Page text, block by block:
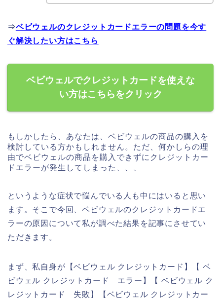
⇒ベビウェルのクレジットカードエラーの問題を今す
ぐ解決したい方はこちら
ベビウェルでクレジットカードを使えな
い方はこちらをクリック
もしかしたら、あなたは、ベビウェルの商品の購入を
検討している方かもしれません。ただ、何かしらの理
由でベビウェルの商品を購入できずにクレジットカー
ドエラーが発生してしまった、、、
というような症状で悩んでいる人も中にはいると思い
ます。そこで今回、ベビウェルのクレジットカードエ
ラーの原因について私が調べた結果を記事にさせてい
ただきます。
まず、私自身が【ベビウェル クレジットカード】【 ベ
ビウェル クレジットカード エラー】【 ベビウェル ク
レジットカード 失敗】【ベビウェル クレジットカー